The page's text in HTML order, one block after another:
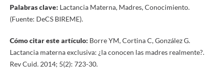
Palabras clave: Lactancia Materna, Madres, Conocimiento.
(Fuente: DeCS BIREME).
Cómo citar este artículo: Borre YM, Cortina C, González G.
Lactancia materna exclusiva: ¿la conocen las madres realmente?.
Rev Cuid. 2014; 5(2): 723-30.